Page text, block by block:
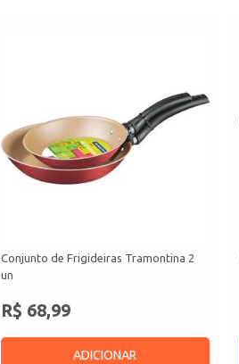
Conjunto de Frigideiras Tramontina 2
un
R$ 68,99
ADICIONAR